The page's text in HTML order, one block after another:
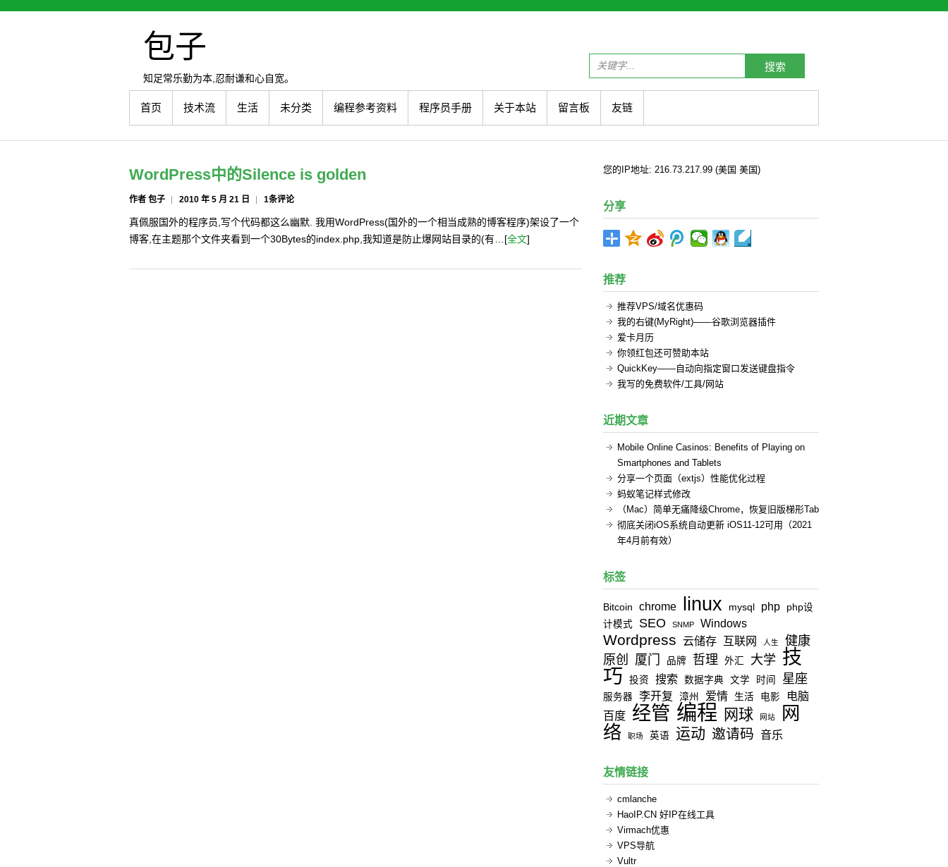
包子
知足常乐勤为本,忍耐谦和心自宽。
搜索
首页 技术流 生活 未分类 编程参考资料 程序员手册 关于本站 留言板 友链
WordPress中的Silence is golden
作者 包子 2010 年 5 月 21 日 1条评论
真佩服国外的程序员,写个代码都这么幽默. 我用WordPress(国外的一个相当成熟的博客程序)架设了一个
博客,在主题那个文件夹看到一个30Bytes的index.php,我知道是防止爆网站目录的(有…[全文]
您的 IP地址: 216.73.217.99 (美国 美国)
分享
推荐
推荐VPS/域名优惠码
我的右键(MyRight)——谷歌浏览器插件
爱卡月历
你领红包还可赞助本站
QuickKey——自动向指定窗口发送键盘指令
我写的免费软件/工具/网站
近期文章
Mobile Online Casinos: Benefits of Playing on
Smartphones and Tablets
分享一个页面（extjs）性能优化过程
蚂蚁笔记样式修改
（Mac）简单无痛降级Chrome，恢复旧版梯形Tab
彻底关闭iOS系统自动更新 iOS11-12可用（2021
年4月前有效）
标签
Bitcoin chrome linux mysql php
php设
计模式
SEO SNMP Windows
Wordpress 云储存 互联网 人生
健康
原创
厦门 品牌 哲理 外汇 大学 技
巧
投资 搜索 数据字典 文学 时间 星座
服务器 李开复 漳州 爱情 生活 电影
电脑
百度 经管 编程 网球 网站
网
络
职场 英语 运动 邀请码 音乐
友情链接
cmlanche
HaoIP.CN 好IP在线工具
Virmach优惠
VPS导航
Vultr